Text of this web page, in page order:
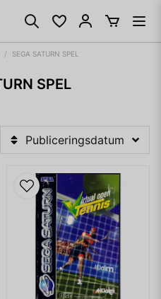
SEGA SATURN SPEL
SPEL
Publiceringsdatum